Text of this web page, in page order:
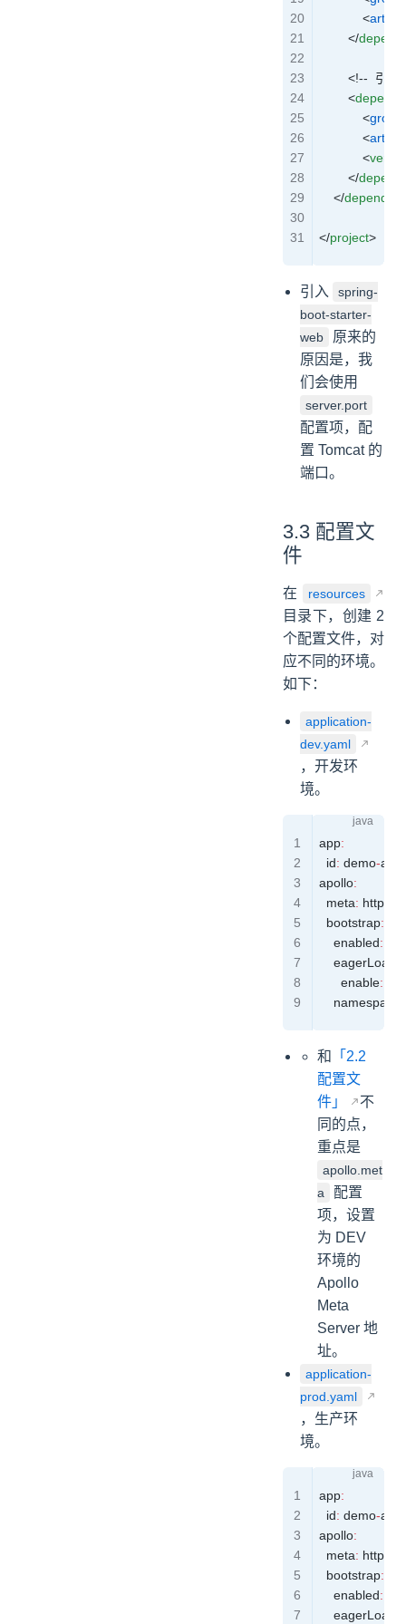
            <
        </
<!--
        <
            <
            <
            <
        </
    </
</project>
引入
spring-
boot-starter-
web
原来的
原因是，我
们会使用
server.port
配置项，配
置 Tomcat 的
端口。
3.3 配置文
件
在 resources
目录下，创建 2
个配置文件，对
应不同的环境。
如下：
application-
dev.yaml
，开发环
境。
app:
  id
: demo-
apollo:
  meta
: http
  bootstrap
:
    enabled
:
    eagerLoad
      enable
:
    namespaces
和
「2.2
配置文
件」
不
同的点，
重点是
apollo.met
a
配置
项，设置
为 DEV
环境的
Apollo
Meta
Server 地
址。
application-
prod.yaml
，生产环
境。
app:
  id
: demo-
apollo:
  meta
: http
  bootstrap
:
    enabled
:
    eagerLoad